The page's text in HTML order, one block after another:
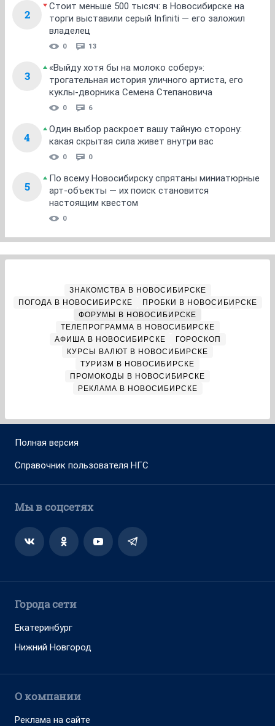
2
Стоит меньше 500 тысяч: в Новосибирске на
торги выставили серый Infiniti — его заложил
владелец
0 13
3
«Выйду хотя бы на молоко соберу»:
трогательная история уличного артиста, его
куклы-дворника Семена Степановича
0 6
4
Один выбор раскроет вашу тайную сторону:
какая скрытая сила живет внутри вас
0 0
5
По всему Новосибирску спрятаны миниатюрные
арт-объекты — их поиск становится
настоящим квестом
0
ЗНАКОМСТВА В НОВОСИБИРСКЕ
ПОГОДА В НОВОСИБИРСКЕ
ПРОБКИ В НОВОСИБИРСКЕ
ФОРУМЫ В НОВОСИБИРСКЕ
ТЕЛЕПРОГРАММА В НОВОСИБИРСКЕ
АФИША В НОВОСИБИРСКЕ
ГОРОСКОП
КУРСЫ ВАЛЮТ В НОВОСИБИРСКЕ
ТУРИЗМ В НОВОСИБИРСКЕ
ПРОМОКОДЫ В НОВОСИБИРСКЕ
РЕКЛАМА В НОВОСИБИРСКЕ
Полная версия
Справочник пользователя НГС
Мы в соцсетях
Города сети
Екатеринбург
Нижний Новгород
О компании
Реклама на сайте